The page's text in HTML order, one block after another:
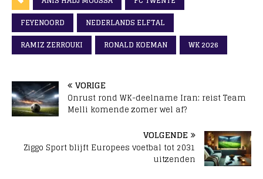
FEYENOORD
NEDERLANDS ELFTAL
RAMIZ ZERROUKI
RONALD KOEMAN WK 2026
VORIGE
Onrust rond WK-deelname Iran: reist Team
Melli komende zomer wel af?
VOLGENDE
Ziggo Sport blijft Europees voetbal tot 2031
uitzenden